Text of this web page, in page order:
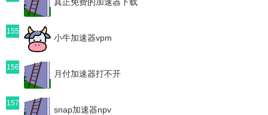
155
小牛加速器vpm
156
月付加速器打不开
157
snap加速器npv